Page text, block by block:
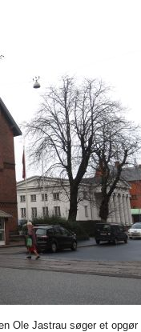
Ole Jastrau søger et opgør